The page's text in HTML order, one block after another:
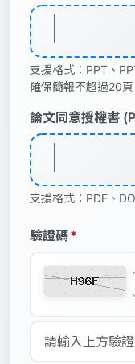
支援格式：PPT、
確保簡報不超過20頁
論文同意授權書
支援格式：PDF、
驗證碼*